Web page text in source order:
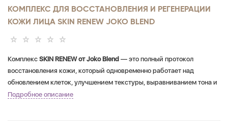
КОМПЛЕКС ДЛЯ ВОССТАНОВЛЕНИЯ И РЕГЕНЕРАЦИИ
КОЖИ ЛИЦА SKIN RENEW JOKO BLEND
Комплекс SKIN RENEW от Joko Blend — это полный протокол
восстановления кожи, который одновременно работает над
обновлением клеток, улучшением текстуры, выравниванием тона и
укреплением защитного барьера.
Подробное описание